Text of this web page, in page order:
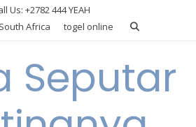
Us: +2782 444 YEAH
Africa
togel online
Seputar